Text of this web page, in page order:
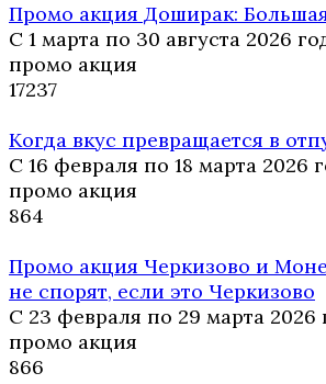
Промо акция Доширак:
С 1 марта по 30 августа 2026
промо акция
17237
Когда вкус превращается в
С 16 февраля по 18 марта 2026
промо акция
864
Промо акция Черкизово и
не спорят, если это Черкизово
С 23 февраля по 29 марта 2026
промо акция
866